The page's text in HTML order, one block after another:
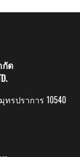
กัด
รปราการ 10540